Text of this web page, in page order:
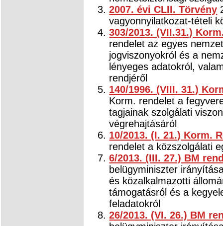
2007. évi CLII. Törvény
vagyonnyilatkozat-tételi
303/2013. (VII.31.)
rendelet az egyes
jogviszonyokról és a
lényeges adatokról,
rendjéről
140/1996. (VIII. 31.)
Korm. rendelet a
tagjainak szolgálati
végrehajtásáról
10/2013. (I. 21.) Korm.
rendelet a közszolgálati
6/2013. (III. 27.) BM
belügyminiszter
és közalkalmazotti
támogatásról és a
feladatokról
26/2013. (VI. 26.) BM